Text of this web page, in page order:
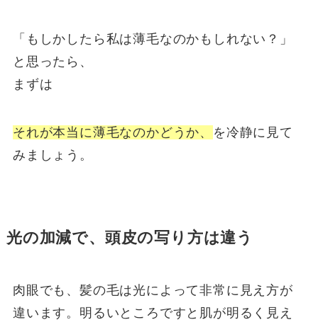
「もしかしたら私は薄毛なのかもしれない？」
と思ったら、
まずは
それが本当に薄毛なのかどうか、 を冷静に見て
みましょう。
光の加減で、頭皮の写り方は違う
肉眼でも、髪の毛は光によって非常に見え方が
違います。明るいところですと肌が明るく見え